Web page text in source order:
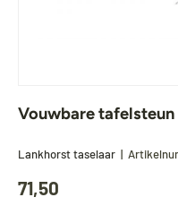
Vouwbare tafelsteun
Lankhorst taselaar |
71,50